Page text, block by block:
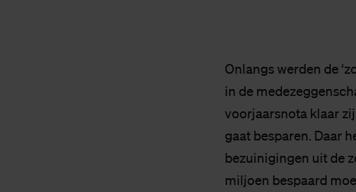
Onlangs werden de
in de
voorjaarsnota klaar
gaat besparen. Daar
bezuinigingen uit de
miljoen bespaard